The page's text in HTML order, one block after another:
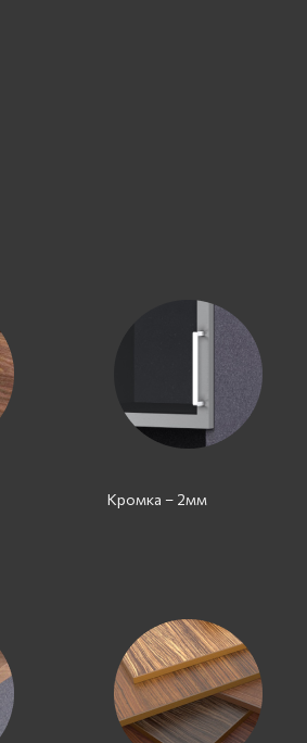
Кромка – 2мм